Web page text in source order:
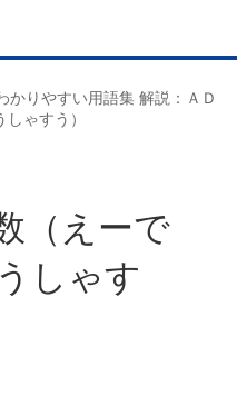
かりやすい用語集 解説：ＡＤ
ゃすう）
（えーで
しゃす